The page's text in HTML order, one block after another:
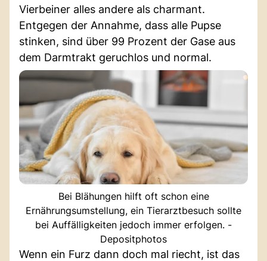
Vierbeiner alles andere als charmant.
Entgegen der Annahme, dass alle Pupse
stinken, sind über 99 Prozent der Gase aus
dem Darmtrakt geruchlos und normal.
Bei Blähungen hilft oft schon eine
Ernährungsumstellung, ein Tierarztbesuch sollte
bei Auffälligkeiten jedoch immer erfolgen. -
Depositphotos
Wenn ein Furz dann doch mal riecht, ist das